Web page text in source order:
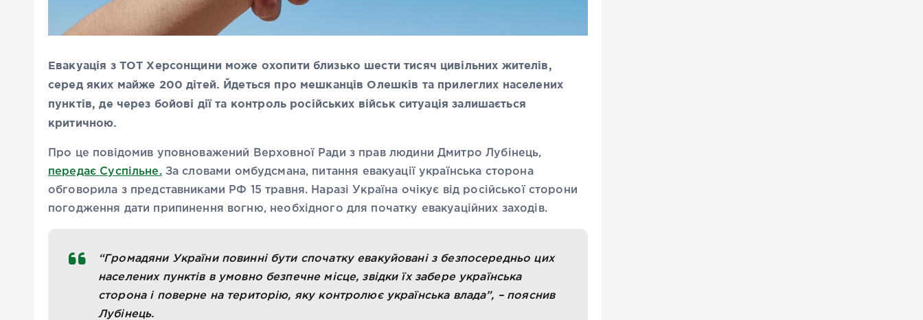
Евакуація з ТОТ Херсонщини може охопити близько шести тисяч цивільних жителів,
серед яких майже 200 дітей. Йдеться про мешканців Олешків та прилеглих населених
пунктів, де через бойові дії та контроль російських військ ситуація залишається
критичною.
Про це повідомив уповноважений Верховної Ради з прав людини Дмитро Лубінець,
передає Суспільне.За словами омбудсмана, питання евакуації українська сторона
обговорила з представниками РФ 15 травня. Наразі Україна очікує від російської сторони
погодження дати припинення вогню, необхідного для початку евакуаційних заходів.
“Громадяни України повинні бути спочатку евакуйовані з безпосередньо цих
населених пунктів в умовно безпечне місце, звідки їх забере українська
сторона і поверне на територію, яку контролює українська влада”, – пояснив
Лубінець.